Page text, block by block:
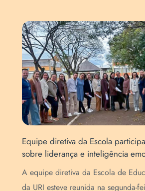
Equipe diretiva da Escola
sobre liderança e inteligência
A equipe diretiva da Escola de
da URI esteve reunida na segunda-